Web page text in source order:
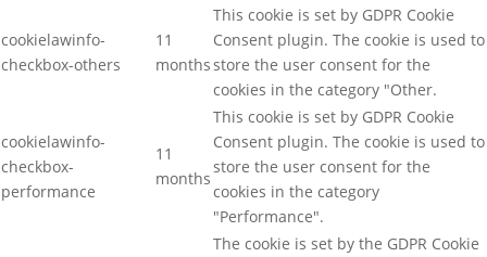
cookielawinfo-
checkbox-others
11
months
This cookie is set by GDPR Cookie
Consent plugin. The cookie is used to
store the user consent for the
cookies in the category "Other.
cookielawinfo-
checkbox-
performance
11
months
This cookie is set by GDPR Cookie
Consent plugin. The cookie is used to
store the user consent for the
cookies in the category
"Performance".
The cookie is set by the GDPR Cookie